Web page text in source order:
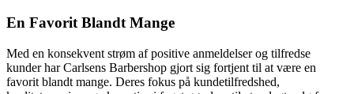
En Favorit Blandt Mange
Med en konsekvent strøm af positive anmeldelser og tilfredse
kunder har Carlsens Barbershop gjort sig fortjent til at være en
favorit blandt mange. Deres fokus på kundetilfredshed,